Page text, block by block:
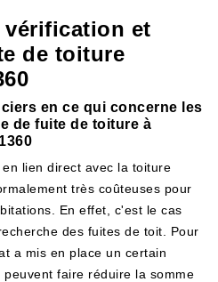
vérification et
de toiture
en ce qui concerne les
de fuite de toiture à
lien direct avec la toiture
très coûteuses pour
En effet, c'est le cas
des fuites de toit. Pour
a mis en place un certain
faire réduire la somme